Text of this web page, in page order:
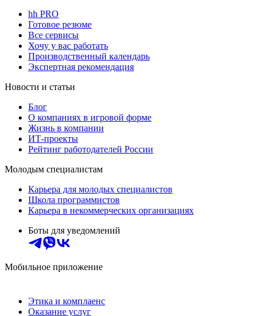
hh PRO
Готовое резюме
Все сервисы
Хочу у вас работать
Производственный календарь
Экспертная рекомендация
Новости и статьи
Блог
О компаниях в игровой форме
Жизнь в компании
ИТ-проекты
Рейтинг работодателей России
Молодым специалистам
Карьера для молодых специалистов
Школа программистов
Карьера в некоммерческих организациях
Боты для уведомлений
Мобильное приложение
Этика и комплаенс
Оказание услуг